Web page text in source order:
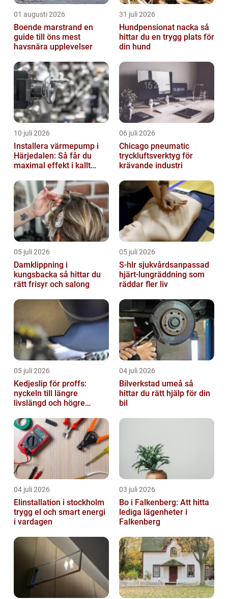
01 augusti 2026
Boende marstrand en
guide till öns mest
havsnära upplevelser
31 juli 2026
Hundpensionat nacka så
hittar du en trygg plats för
din hund
10 juli 2026
Installera värmepump i
Härjedalen: Så får du
maximal effekt i kallt
06 juli 2026
Chicago pneumatic
tryckluftsverktyg för
krävande industri
05 juli 2026
Damklippning i
kungsbacka så hittar du
rätt frisyr och salong
05 juli 2026
S-hlr sjukvårdsanpassad
hjärt-lungräddning som
räddar fler liv
05 juli 2026
Kedjeslip för proffs:
nyckeln till längre
livslängd och högre
04 juli 2026
Bilverkstad umeå så
hittar du rätt hjälp för din
bil
04 juli 2026
Elinstallation i stockholm
trygg el och smart energi
i vardagen
03 juli 2026
Bo i Falkenberg: Att hitta
lediga lägenheter i
Falkenberg